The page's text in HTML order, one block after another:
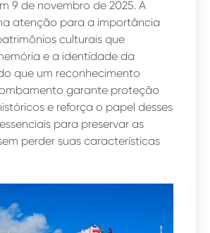
9 de novembro de 2025. A
atenção para a importância
culturais que
e a identidade da
que um reconhecimento
garante proteção
e reforça o papel desses
para preservar as
perder suas características